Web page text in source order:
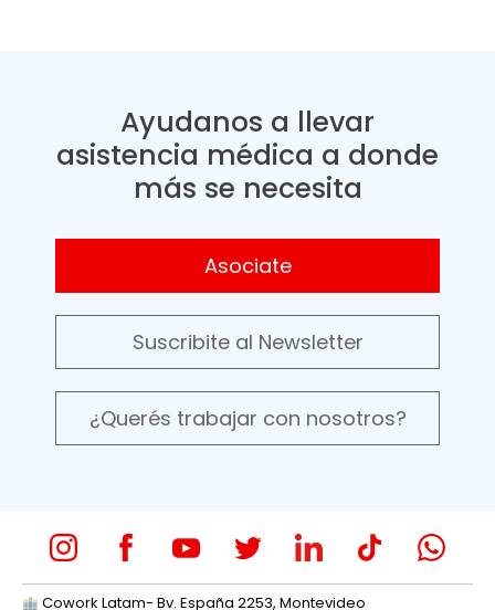
Ayudanos a llevar
asistencia médica a donde
más se necesita
Asociate
Suscribite al Newsletter
¿Querés trabajar con nosotros?
Cowork Latam- Bv. España 2253, Montevideo